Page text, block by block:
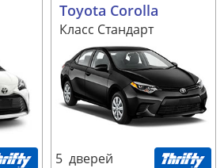
Toyota Corolla
Класс Стандарт
5 дверей